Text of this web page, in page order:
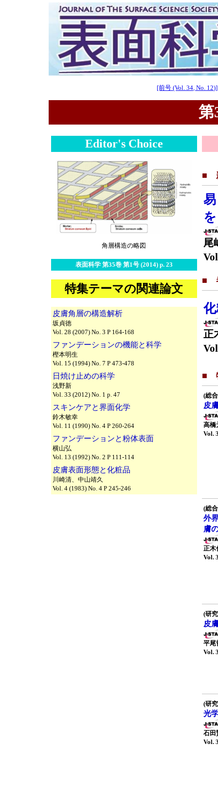
[前号 (Vol. 34, No. 12)]
第
Editor's Choice
角層構造の略図
表面科学 第35巻 第1号 (2014) p. 23
特集テーマの関連論文
皮膚角層の構造解析
坂貞徳
Vol. 28 (2007) No. 3 P 164-168
ファンデーションの機能と科学
樫本明生
Vol. 15 (1994) No. 7 P 473-478
日焼け止めの科学
浅野新
Vol. 33 (2012) No. 1 p. 47
スキンケアと界面化学
鈴木敏幸
Vol. 11 (1990) No. 4 P 260-264
ファンデーションと粉体表面
横山弘
Vol. 13 (1992) No. 2 P 111-114
皮膚表面形態と化粧品
川崎清、中山靖久
Vol. 4 (1983) No. 4 P 245-246
■
尾
■
正
■
(総
皮
高橋
Vol.
(総
外
膚
正木
Vol.
(研
皮
平尾
Vol.
(研
光
石田
Vol.